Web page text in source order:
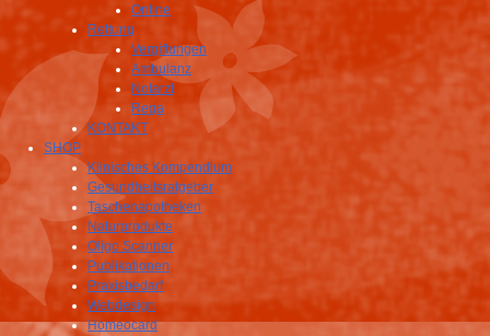
Online
Rettung
Vergiftungen
Ambulanz
Notarzt
Rega
KONTAKT
SHOP
Klinisches Kompendium
Gesundheitsratgeber
Taschenapotheken
Naturprodukte
Oligo Scanner
Publikationen
Praxisbedarf
Webdesign
Homeocard